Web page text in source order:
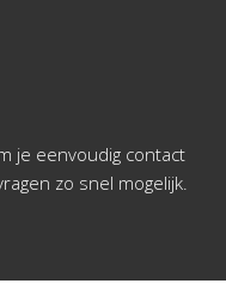
je eenvoudig contact
zo snel mogelijk.